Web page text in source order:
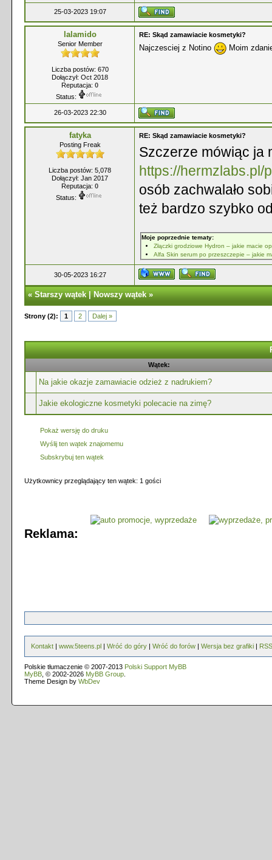
25-03-2023 19:07
lalamido
Senior Member
Liczba postów: 670
Dołączył: Oct 2018
Reputacja: 0
Status:
RE: Skąd zamawiacie kosmetyki?
Najczesciej z Notino Moim
26-03-2023 22:30
fatyka
Posting Freak
Liczba postów: 5,078
Dołączył: Jan 2017
Reputacja: 0
Status:
RE: Skąd zamawiacie kosmetyki?
Szczerze mówiąc ja
https://hermzlabs.pl/
osób zachwalało
też bardzo szybko
Moje poprzednie tematy:
Złączki grodziowe Hydron – jakie macie
Alfa Skin serum po przeszczepie – jakie
30-05-2023 16:27
«Starszy wątek|Nowszy wątek»
Strony (2): 1 2 Dalej »
Wątek:
Na jakie okazje zamawiacie odzież z nadrukiem?
Jakie ekologiczne kosmetyki polecacie na zimę?
Pokaż wersję do druku
Wyślij ten wątek znajomemu
Subskrybuj ten wątek
Użytkownicy przeglądający ten wątek: 1 gości
Reklama:
Kontakt | www.5teens.pl | Wróć do góry | Wróć do forów | Wersja bez grafiki | RSS
Polskie tłumaczenie © 2007-2013 Polski Support MyBB
MyBB , © 2002-2026 MyBB Group
Theme Design by WbDev